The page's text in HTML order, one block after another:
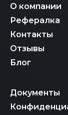
О компании
Рефералка
Контакты
Отзывы
Блог
Документы